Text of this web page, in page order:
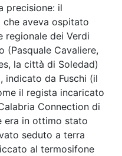
precisione: il
che aveva ospitato
regionale dei Verdi
(Pasquale Cavaliere,
la città di Soledad)
indicato da Fuschi (il
il regista incaricato
Connection di
era in ottimo stato
seduto a terra
al termosifone